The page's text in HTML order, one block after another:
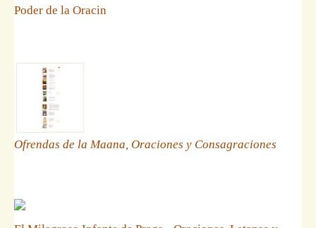
Poder de la Oracin
Ofrendas de la Maana, Oraciones y Consagraciones